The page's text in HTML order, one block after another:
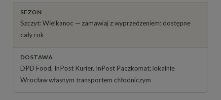
SEZON
Szczyt: Wielkanoc — zamawiaj z wyprzedzeniem; dostępne
cały rok
DOSTAWA
DPD Food, InPost Kurier, InPost Paczkomat; lokalnie
Wrocław własnym transportem chłodniczym